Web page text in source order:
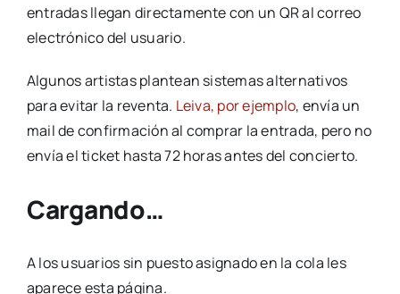
entradas llegan directamente con un QR al correo
electrónico del usuario.
Algunos artistas plantean sistemas alternativos
para evitar la reventa. Leiva, por ejemplo, envía un
mail de confirmación al comprar la entrada, pero no
envía el ticket hasta 72 horas antes del concierto.
Cargando…
A los usuarios sin puesto asignado en la cola les
aparece esta página.